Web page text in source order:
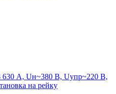
630 А, Uн~380 В, Uупр~220 В,
на рейку